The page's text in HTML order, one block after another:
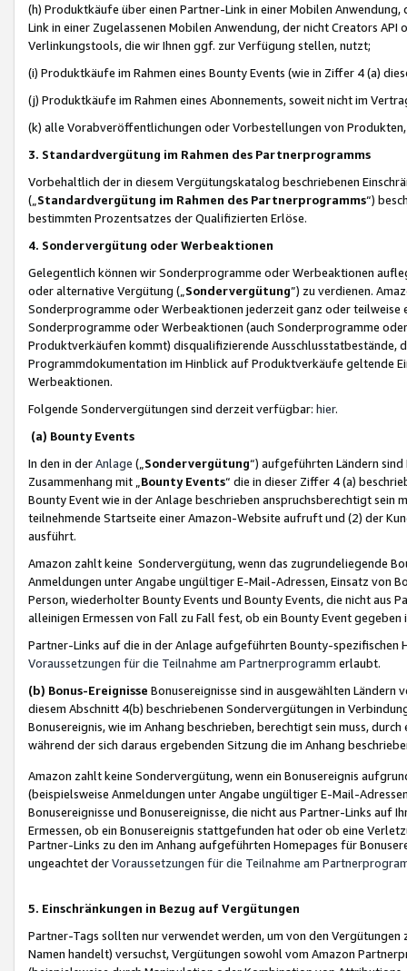
(h) Produktkäufe über einen Partner-Link in einer Mobilen
Link in einer Zugelassenen Mobilen Anwendung, der nicht Creators
Verlinkungstools, die wir Ihnen ggf. zur Verfügung stellen, nutzt;
(i) Produktkäufe im Rahmen eines Bounty Events (wie in Ziffer 4 (a)
(j) Produktkäufe im Rahmen eines Abonnements, soweit nicht im
(k) alle Vorabveröffentlichungen oder Vorbestellungen von
3. Standardvergütung im Rahmen des Partnerprogramms
Vorbehaltlich der in diesem Vergütungskatalog beschriebenen
(„ Standardvergütung im Rahmen des Partnerprogramms“)
bestimmten Prozentsatzes der Qualifizierten Erlöse.
4. Sondervergütung oder Werbeaktionen
Gelegentlich können wir Sonderprogramme oder Werbeaktionen
oder alternative Vergütung („ Sondervergütung”) zu verdienen.
Sonderprogramme oder Werbeaktionen jederzeit ganz oder
Sonderprogramme oder Werbeaktionen (auch Sonderprogramme
Produktverkäufen kommt) disqualifizierende Ausschlusstatbestände,
Programmdokumentation im Hinblick auf Produktverkäufe geltende
Werbeaktionen.
Folgende Sondervergütungen sind derzeit verfügbar: hier.
(a) Bounty Events
In den in derAnlage („ Sondervergütung“) aufgeführten Ländern
Zusammenhang mit „ Bounty Events“ die in dieser Ziffer 4 (a)
Bounty Event wie in der Anlage beschrieben anspruchsberechtigt sein
teilnehmende Startseite einer Amazon-Website aufruft und (2) der
ausführt.
Amazon zahlt keine Sondervergütung, wenn das zugrundeliegende
Anmeldungen unter Angabe ungültiger E-Mail-Adressen, Einsatz von
Person, wiederholter Bounty Events und Bounty Events, die nicht
alleinigen Ermessen von Fall zu Fall fest, ob ein Bounty Event
Partner-Links auf die in der Anlage aufgeführten Bounty-spezifischen
Voraussetzungen für die Teilnahme am Partnerprogramm erlaubt.
(b) Bonus-Ereignisse Bonusereignisse sind in ausgewählten Ländern
diesem Abschnitt 4(b) beschriebenen Sondervergütungen in
Bonusereignis, wie im Anhang beschrieben, berechtigt sein muss,
während der sich daraus ergebenden Sitzung die im Anhang
Amazon zahlt keine Sondervergütung, wenn ein Bonusereignis
(beispielsweise Anmeldungen unter Angabe ungültiger E-Mail-
Bonusereignisse und Bonusereignisse, die nicht aus Partner-Links auf
Ermessen, ob ein Bonusereignis stattgefunden hat oder ob eine
Partner-Links zu den im Anhang aufgeführten Homepages für
ungeachtet derVoraussetzungen für die Teilnahme am
5. Einschränkungen in Bezug auf Vergütungen
Partner-Tags sollten nur verwendet werden, um von den
Namen handelt) versuchst, Vergütungen sowohl vom Amazon